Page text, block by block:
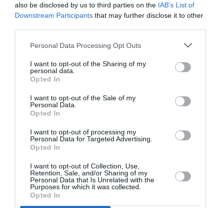
also be disclosed by us to third parties on the IAB’s List of
Downstream Participants that may further disclose it to other
Personal Data Processing Opt Outs
I want to opt-out of the Sharing of my
personal data.
Opted In
I want to opt-out of the Sale of my
Personal Data.
Opted In
I want to opt-out of processing my
Personal Data for Targeted Advertising.
Opted In
I want to opt-out of Collection, Use,
Retention, Sale, and/or Sharing of my
Personal Data that Is Unrelated with the
Purposes for which it was collected.
Opted In
décembre 2022
novembre 2022
octobre 2022
septembre 2022
juillet 2022
juin 2022
mai 2022
avril 2022
février 2022
janvier 2022